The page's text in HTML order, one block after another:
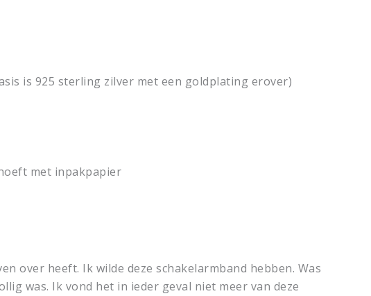
is 925 sterling zilver met een goldplating erover)
met inpakpapier
over heeft. Ik wilde deze schakelarmband hebben. Was
was. Ik vond het in ieder geval niet meer van deze